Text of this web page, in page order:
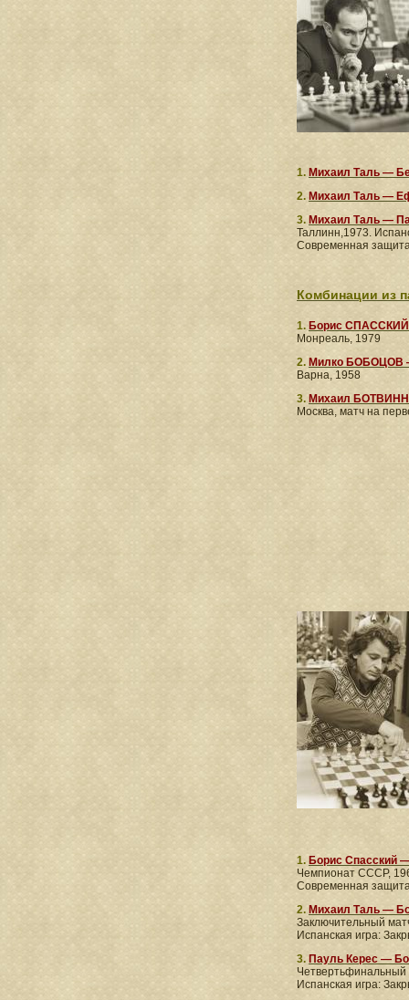
1. Михаил Таль —
2. Михаил Таль —
3. Михаил Таль —
Таллинн,1973.
Современная
Комбинации из
1. Борис
Монреаль, 1979
2. Милко БОБОЦОВ
Варна, 1958
3. Михаил
Москва, матч на
1. Борис Спасский
Чемпионат СССР,
Современная
2. Михаил Таль —
Заключительный
Испанская игра:
3. Пауль Керес —
Четвертьфинальный
Испанская игра: